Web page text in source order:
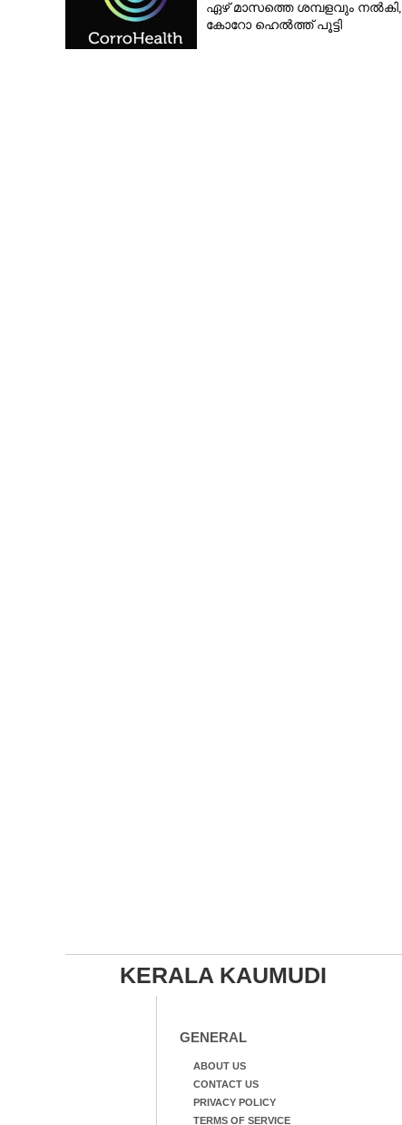
ഏഴ് മാസത്തെ ശമ്പളവും നൽകി,
കോറോ ഹെൽത്ത് പൂട്ടി
KERALA KAUMUDI
GENERAL
ABOUT US
CONTACT US
PRIVACY POLICY
TERMS OF SERVICE